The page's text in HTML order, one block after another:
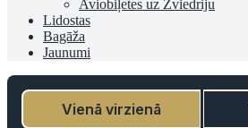
Aviobiļetes uz Zviedriju
Lidostas
Bagāža
Jaunumi
Vienā virzienā